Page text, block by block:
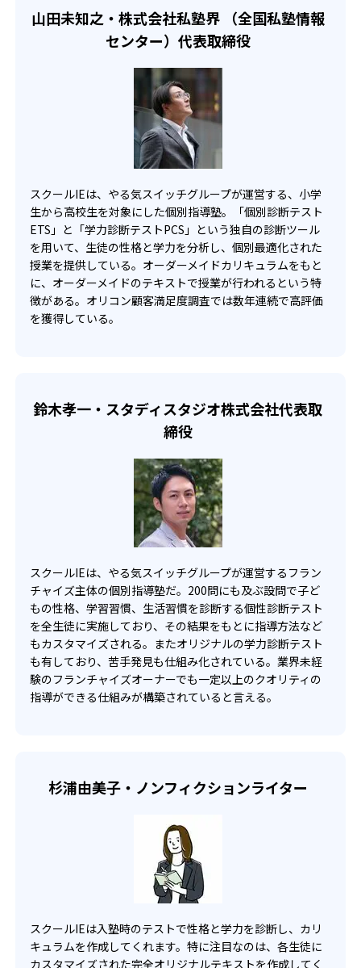
02
診断テストで子どものやる気をアップ
学力診断テストPCSと個性診断テストETSの2種類を実施し
ている。「プラス思考」「マイペース」「内気」など、勉
強において必要な性格診断をまず行う。その性格診断から
やる気を出すための授業プランを計画してくれる。
学力診断テストでは、わからないところを可視化し、子ど
も自身がどこでつまずいているかわかるようにしている。
可能。
03 オンライン個別指導もある
自分の家の近くにスクールIEがない人でも通うことができ
るのが魅力的。インターネットを通して、授業が受けられ
る。遠方の方でもスクールIEを受講することが可能。受講
できる科目も幅広いので、遠方から通いたい人におすす
人向け
高校生では、コツコツマイペースで頑張りたい人に向いて
いる。診断テストに加え、生徒の理解度に応じたオリジナ
ル教材があるので、苦手な単元を克服することが可能。自
分の苦手な部分を把握し、積極的に勉強のやる気をひきだ
すこともできる。講師も担任制なので、子どもの苦手な部
分を理解し、克服できるように手引きしてくれるだろう。
また、大学受験のための勉強もできる。スクールIEでは、
がある。どのように勉強していくか、知りたい人におすす
め。
ただし、対象外の校舎や行われていない時期もある。お近
くの校舎に確認することをおすすめする。
う。
また、個別指導なので、周りのレベルと比較することがで
お茶の水女子大学附属高校 -
東京工業高等専門学校 -
- 昭和高校
多摩科学技術高校 - 東大和南高校
府中東高校 - 小平西高校 -
拝島高校 - 瑞穂農芸高校 -
東村山高校 - 国際基督教大学高校 -
法政大学高校 - 錦城高校 -
-
国立音楽大学附属高校 -
- 東野高校
大学の合格実績
関西学院大学 - 芝浦工業大学 -
日本大学 - 東洋大学 -
駒澤大学 - 専修大学 -
亜細亜大学 大妻女子大学 -
帝京大学
他
山田未知之・株式会社私塾界 （全国私塾情報
センター）代表取締役
スクールIEは、やる気スイッチグループが運営する、小学
生から高校生を対象にした個別指導塾。「個別診断テスト
ETS」と「学力診断テストPCS」という独自の診断ツール
を用いて、生徒の性格と学力を分析し、個別最適化された
授業を提供している。オーダーメイドカリキュラムをもと
に、オーダーメイドのテキストで授業が行われるという特
徴がある。オリコン顧客満足度調査では数年連続で高評価
を獲得している。
鈴木孝一・スタディスタジオ株式会社代表取
締役
スクールIEは、やる気スイッチグループが運営するフラン
チャイズ主体の個別指導塾だ。200問にも及ぶ設問で子ど
もの性格、学習習慣、生活習慣を診断する個性診断テスト
を全生徒に実施しており、その結果をもとに指導方法など
もカスタマイズされる。またオリジナルの学力診断テスト
も有しており、苦手発見も仕組み化されている。業界未経
験のフランチャイズオーナーでも一定以上のクオリティの
指導ができる仕組みが構築されていると言える。
杉浦由美子・ノンフィクションライター
スクールIEは入塾時のテストで性格と学力を診断し、カリ
キュラムを作成してくれます。特に注目なのは、各生徒に
カスタマイズされた完全オリジナルテキストを作成してく